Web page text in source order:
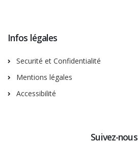
Infos légales
Securité et Confidentialité
Mentions légales
Accessibilité
Suivez-nous